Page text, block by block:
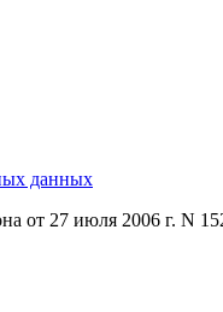
данных
от 27 июля 2006 г. N